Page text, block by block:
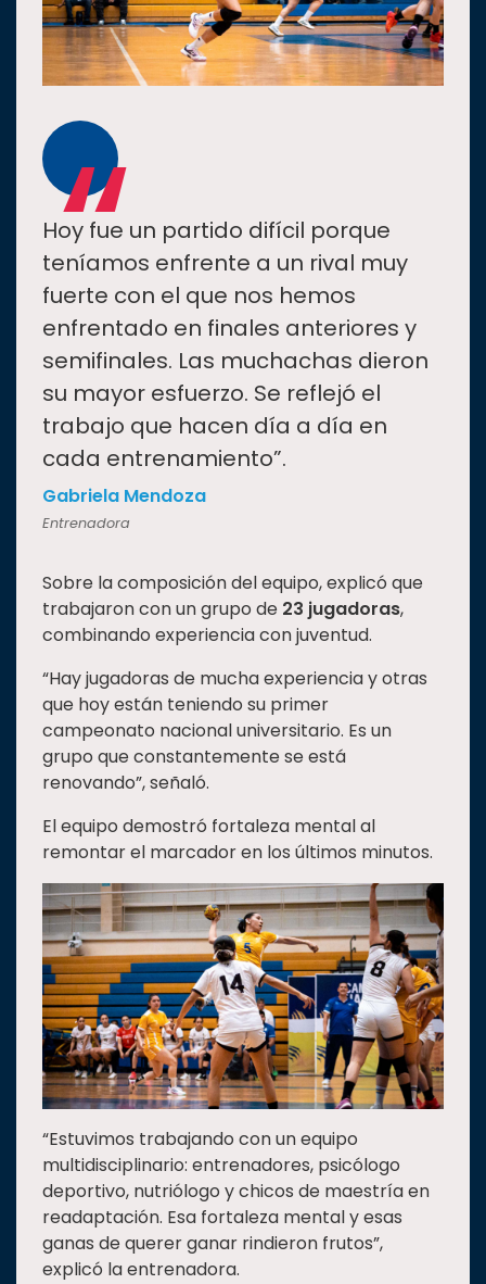
“
Hoy fue un partido difícil porque
teníamos enfrente a un rival muy
fuerte con el que nos hemos
enfrentado en finales anteriores y
semifinales. Las muchachas dieron
su mayor esfuerzo. Se reflejó el
trabajo que hacen día a día en
cada entrenamiento”.
Gabriela Mendoza
Entrenadora
Sobre la composición del equipo, explicó que
trabajaron con un grupo de 23 jugadoras,
combinando experiencia con juventud.
“Hay jugadoras de mucha experiencia y otras
que hoy están teniendo su primer
campeonato nacional universitario. Es un
grupo que constantemente se está
renovando”, señaló.
El equipo demostró fortaleza mental al
remontar el marcador en los últimos minutos.
“Estuvimos trabajando con un equipo
multidisciplinario: entrenadores, psicólogo
deportivo, nutriólogo y chicos de maestría en
readaptación. Esa fortaleza mental y esas
ganas de querer ganar rindieron frutos”,
explicó la entrenadora.